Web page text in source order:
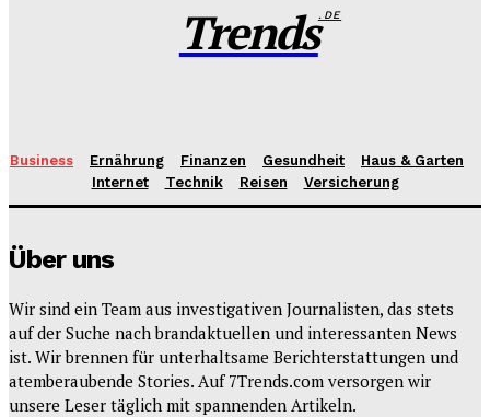
Trends.DE
Business Ernährung Finanzen Gesundheit
Haus & Garten
Internet
Technik Reisen Versicherung
Über uns
Wir sind ein Team aus investigativen Journalisten, das stets
auf der Suche nach brandaktuellen und interessanten News
ist. Wir brennen für unterhaltsame Berichterstattungen und
atemberaubende Stories. Auf 7Trends.com versorgen wir
unsere Leser täglich mit spannenden Artikeln.